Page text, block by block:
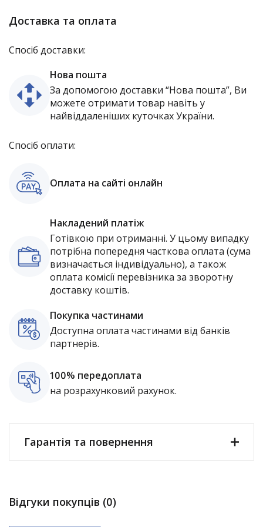
Доставка та оплата
Спосіб доставки:
Нова пошта
За допомогою доставки “Нова пошта”, Ви
можете отримати товар навіть у
найвіддаленіших куточках України.
Спосіб оплати:
Оплата на сайті онлайн
Накладений платіж
Готівкою при отриманні. У цьому випадку
потрібна попередня часткова оплата (сума
визначається індивідуально), а також
оплата комісії перевізника за зворотну
доставку коштів.
Покупка частинами
Доступна оплата частинами від банків
партнерів.
100% передоплата
на розрахунковий рахунок.
Гарантія та повернення
Відгуки покупців (0)